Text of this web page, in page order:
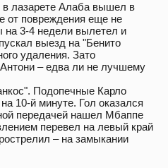
в лазарете Алаба вышел в
от повреждения еще не
на 3-4 недели вылетел и
выезд на "Бенито
удаления. Зато
– едва ли не лучшему
Подопечные Карло
10-й минуте. Гол оказался
передачей нашел Мбаппе
перевел на левый край
– на замыкании